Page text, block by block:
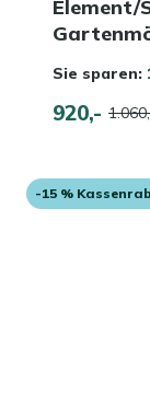
Element/
Sie sparen:
920,-
-15 %